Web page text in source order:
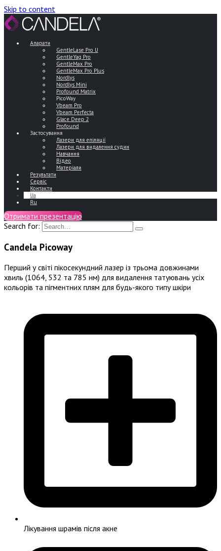
Skip to content
Апарати
GentleLase Pro U
GentleYag Pro
GentleMax Pro
GentleMax Pro Plus
Nordlys
Nordlys Mini
Profound Matrix
PicoWay
Vbeam Pro
Vbeam Perfecta
Glace Deep 2
Profound
Застосування
Лазери для епіляції
Лазери для видалення судин
Навчання
Відео
Матеріали
Результати
Сервіс
Контакти
Ua
Ru
Отримати презентацію
Search for:
Candela Picoway
Перший у світі пікосекундний лазер із трьома довжинами
хвиль (1064, 532 та 785 нм) для видалення татуювань усіх
кольорів та пігментних плям для будь-якого типу шкіри
Лікування шрамів після акне